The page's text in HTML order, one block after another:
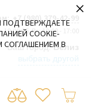
+7 (980) 379-42-99
Сб-Вс: 10:00 - 17:00
Ваш город:Белиз
ПОДТВЕРЖДАЕТЕ
COOKIE-
В
×